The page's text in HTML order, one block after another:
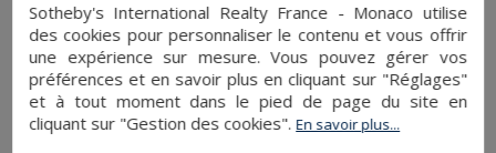
généreux s'ouvre sur une large loggia exposé à
l'ouest, idéal pour profiter de la lumière de fin de
journée. La cuisine séparée et équipée
lumineuse complète agréablement l'espace de
Sotheby's International Realty France - Monaco utilise
des cookies pour personnaliser le contenu et vous offrir
une expérience sur mesure. Vous pouvez gérer vos
préférences et en savoir plus en cliquant sur "Réglages"
et à tout moment dans le pied de page du site en
cliquant sur "Gestion des cookies".En savoir plus...